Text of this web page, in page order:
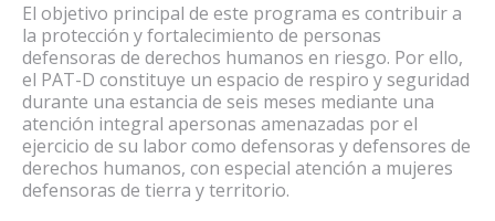
El objetivo principal de este programa es contribuir a
la protección y fortalecimiento de personas
defensoras de derechos humanos en riesgo. Por ello,
el PAT-D constituye un espacio de respiro y seguridad
durante una estancia de seis meses mediante una
atención integral apersonas amenazadas por el
ejercicio de su labor como defensoras y defensores de
derechos humanos, con especial atención a mujeres
defensoras de tierra y territorio.